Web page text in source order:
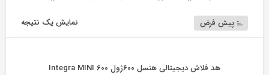
نمایش یک نتیجه پیش فرض
هد فلاش دیجیتالی هنسل ۶۰۰ژول Integra MINI 600